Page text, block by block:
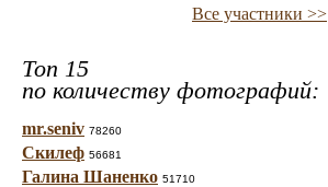
Все участники >>
Топ 15
по количеству фотографий:
mr.seniv 78260
Скилеф 56681
Галина Шаненко 51710